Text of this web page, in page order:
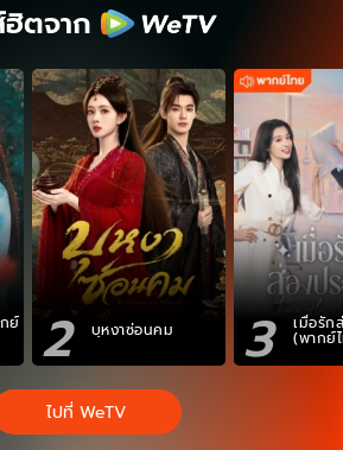
ตจาก
ย์ 2 บุหงาซ่อนคม 3 เมื่อรัก
(พากย์
ไปที่ WeTV